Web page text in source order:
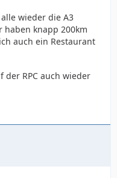
wieder die A3
knapp 200km
auch ein Restaurant
der RPC auch wieder